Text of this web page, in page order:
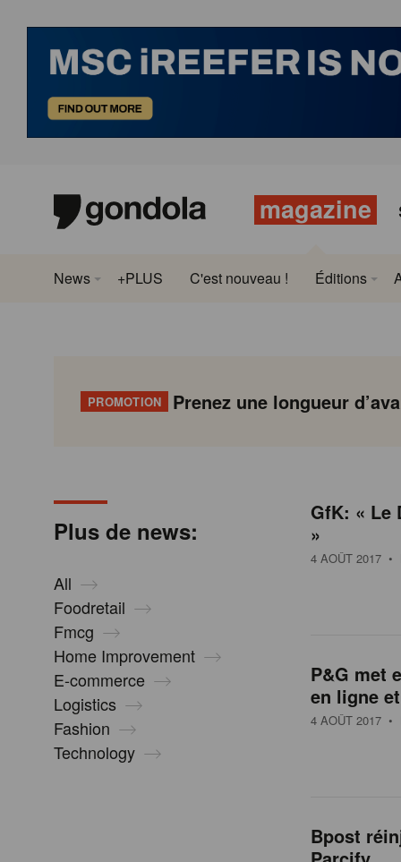
magazine
News +PLUS C'est nouveau ! Éditions
PROMOTION Prenez une longueur
Plus de news:
All
Foodretail
Fmcg
Home Improvement
E-commerce
Logistics
Fashion
Technology
GfK: « Le
»
4 AOÛT 2017 •
P&G met
en ligne
4 AOÛT 2017 •
Bpost
P
a
g
i
o
n
Previous
page
Page
Page
Page
Page
Current
page
Page
Page
Page
Page
Next
page